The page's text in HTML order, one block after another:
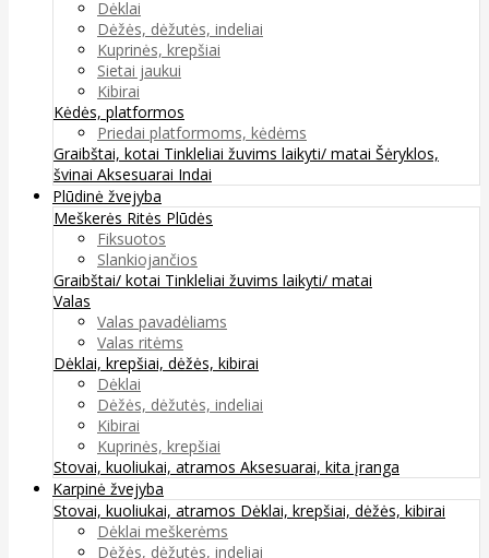
Dėklai
Dėžės, dėžutės, indeliai
Kuprinės, krepšiai
Sietai jaukui
Kibirai
Kėdės, platformos
Priedai platformoms, kėdėms
Graibštai, kotai Tinkleliai žuvims laikyti/ matai Šėryklos,
švinai Aksesuarai Indai
Plūdinė žvejyba
Meškerės Ritės Plūdės
Fiksuotos
Slankiojančios
Graibštai/ kotai Tinkleliai žuvims laikyti/ matai
Valas
Valas pavadėliams
Valas ritėms
Dėklai, krepšiai, dėžės, kibirai
Dėklai
Dėžės, dėžutės, indeliai
Kibirai
Kuprinės, krepšiai
Stovai, kuoliukai, atramos Aksesuarai, kita įranga
Karpinė žvejyba
Stovai, kuoliukai, atramos Dėklai, krepšiai, dėžės, kibirai
Dėklai meškerėms
Dėžės, dėžutės, indeliai